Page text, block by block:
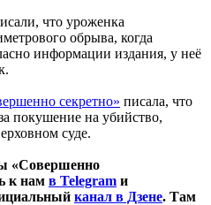
что уроженка
обрыва, когда
информации издания, у неё
секретно» писала, что
покушение на убийство,
суде.
«Совершенно
к нам в Telegram и
канал в Дзене. Там